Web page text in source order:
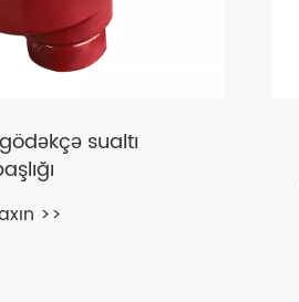
gödəkçə sualtı
>>